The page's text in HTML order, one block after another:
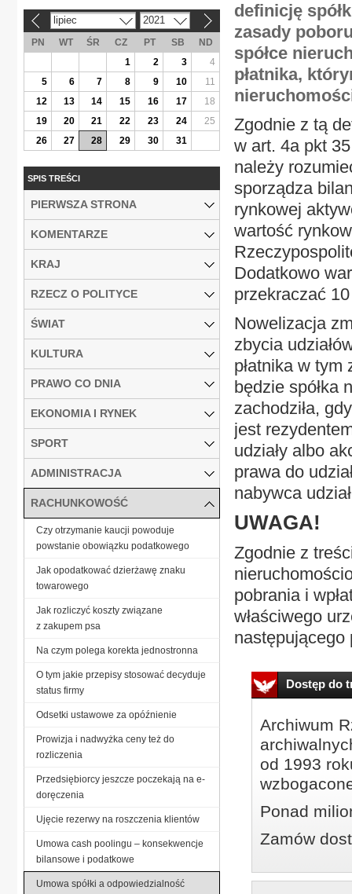
definicję
zasady
spółce
płatnika,
Zgodnie z tą
w art. 4a pkt
należy
sporządza
rynkowej
wartość
Dodatkowo
przekraczać
Nowelizacja
zbycia
płatnika w
będzie spółka
zachodziła,
jest
udziały albo
prawa do
nabywca
UWAGA!
Zgodnie z
pobrania i
właściwego
następującego
Dostęp do
Archiwum
od 1993
Ponad
Zamów
lipiec 2021
PN WT ŚR CZ PT SB
ND
1
2 3
4
5
6 7 8 9 10
11
12
13 14 15 16 17
18
19
20 21 22 23 24
25
26
27 28 29 30 31
SPIS TREŚCI
PIERWSZA STRONA
KOMENTARZE
KRAJ
RZECZ O POLITYCE
ŚWIAT
KULTURA
PRAWO CO DNIA
EKONOMIA I RYNEK
SPORT
ADMINISTRACJA
RACHUNKOWOŚĆ
Czy otrzymanie kaucji powoduje
powstanie obowiązku podatkowego
Jak opodatkować dzierżawę znaku
towarowego
Jak rozliczyć koszty związane
z zakupem psa
Na czym polega korekta jednostronna
O tym jakie przepisy stosować decyduje
status firmy
Odsetki ustawowe za opóźnienie
Prowizja i nadwyżka ceny też do
rozliczenia
Przedsiębiorcy jeszcze poczekają na e-
doręczenia
Ujęcie rezerwy na roszczenia klientów
Umowa cash poolingu – konsekwencje
bilansowe i podatkowe
Umowa spółki a odpowiedzialność